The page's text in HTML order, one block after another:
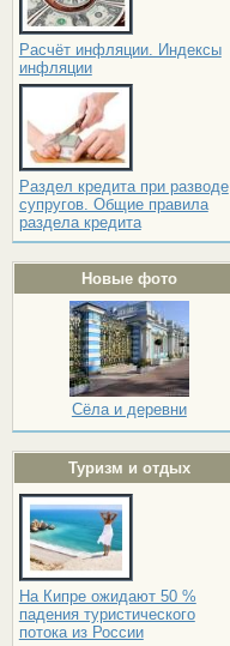
Расчёт инфляции. Индексы
инфляции
Раздел кредита при разводе
супругов. Общие правила
раздела кредита
Новые фото
Сёла и деревни
Туризм и отдых
На Кипре ожидают 50 %
падения туристического
потока из России